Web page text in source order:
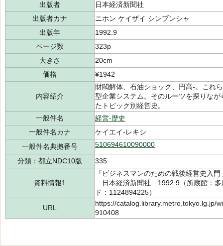
出版者
日本経済新聞社
出版者カナ
ニホン ケイザイ シンブンシャ
出版年
1992.9
ページ数
323p
大きさ
20cm
価格
¥1942
内容紹介
財閥解体、石油ショック、円高-。これ
型企業システム。そのルーツを探りな
たトピック別経営史。
一般件名
経営-歴史
一般件名カナ
ケイエイ-レキシ
一般件名典拠番号
510694610090000
分類：都立NDC10版 335
資料情報1
『ビジネスマンのための戦後経営史入
日本経済新聞社 1992.9（所蔵館：
ド：1124894225）
URL
https://catalog.library.metro.tokyo.lg.jp/
910408